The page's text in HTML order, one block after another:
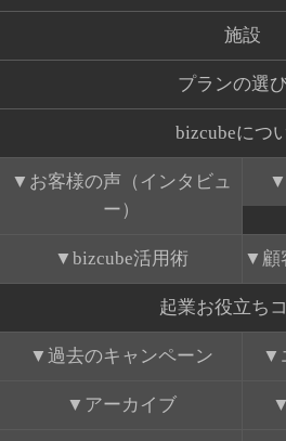
施設
プランの選
bizcubeにつ
お客様の声（インタビュ
ー）
bizcube活用術 顧
起業お役立ち
過去のキャンペーン
アーカイブ